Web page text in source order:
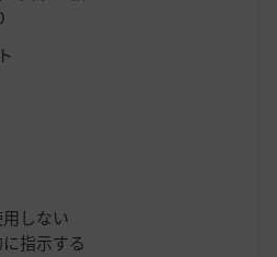
しない
指示する